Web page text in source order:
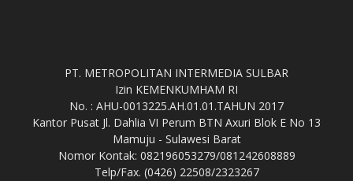
PT. METROPOLITAN INTERMEDIA SULBAR
Izin KEMENKUMHAM RI
No. : AHU-0013225.AH.01.01.TAHUN 2017
Kantor Pusat Jl. Dahlia VI Perum BTN Axuri Blok E No 13
Mamuju - Sulawesi Barat
Nomor Kontak: 082196053279/081242608889
Telp/Fax. (0426) 22508/2323267